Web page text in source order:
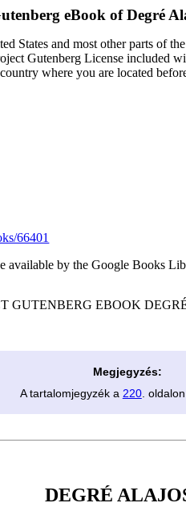
eBook ofDegré
States and most other parts of
Gutenberg License included
where you are located
66401
available by the Google Books
GUTENBERG EBOOK
Megjegyzés:
A tartalomjegyzék a 220.
DEGRÉ